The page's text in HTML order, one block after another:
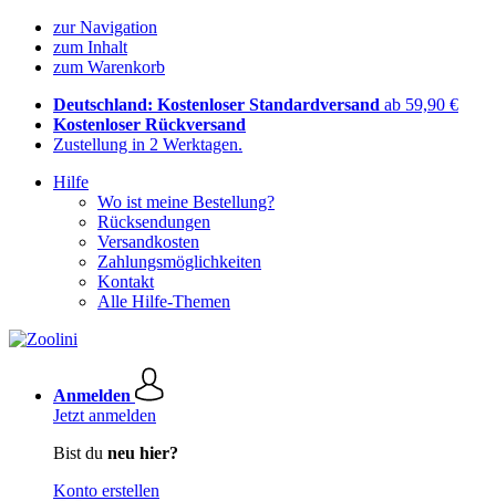
zur Navigation
zum Inhalt
zum Warenkorb
Deutschland: Kostenloser Standardversand ab 59,90 €
Kostenloser Rückversand
Zustellung in 2 Werktagen.
Hilfe
Wo ist meine Bestellung?
Rücksendungen
Versandkosten
Zahlungsmöglichkeiten
Kontakt
Alle Hilfe-Themen
Anmelden
Jetzt anmelden
Bist du neu hier?
Konto erstellen